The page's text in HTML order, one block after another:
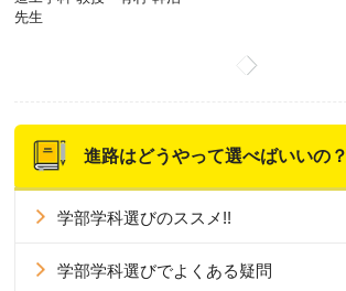
先生
進路はどうやって選べばいいの？
学部学科選びのススメ!!
学部学科選びでよくある疑問